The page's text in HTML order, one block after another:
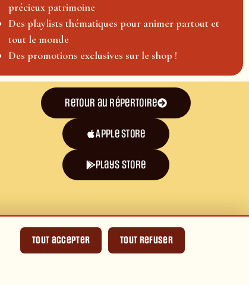
Tout accepter Tout refuser
précieux patrimoine
Des playlists thématiques pour animer partout et
tout le monde
Des promotions exclusives sur le shop !
Retour au répertoire
Apple Store
plays store